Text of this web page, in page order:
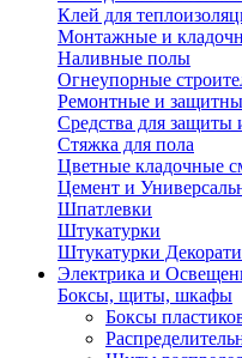
Клей для
Монтажные и
Наливные полы
Огнеупорные
Ремонтные и
Средства для защиты
Стяжка для пола
Цветные кладочные
Цемент и
Шпатлевки
Штукатурки
Штукатурки
Электрика и
Боксы, щиты, шкафы
Боксы